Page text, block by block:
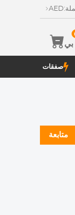
AED
بي
صفقات
متابعة